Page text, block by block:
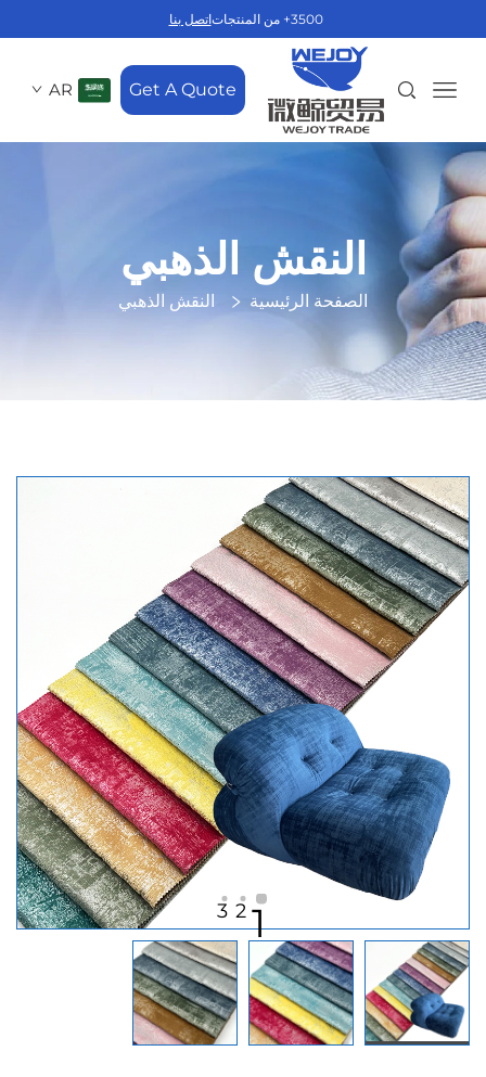
3500+ من المنتجات اتصل بنا
Get A Quote
AR
النقش الذهبي
الصفحة الرئيسية النقش الذهبي
1
2
3